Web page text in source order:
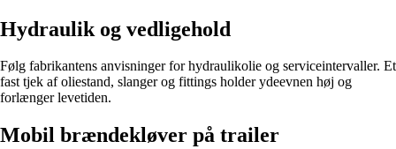
Hydraulik og vedligehold
Følg fabrikantens anvisninger for hydraulikolie og serviceintervaller. Et
fast tjek af oliestand, slanger og fittings holder ydeevnen høj og
forlænger levetiden.
Mobil brændekløver på trailer